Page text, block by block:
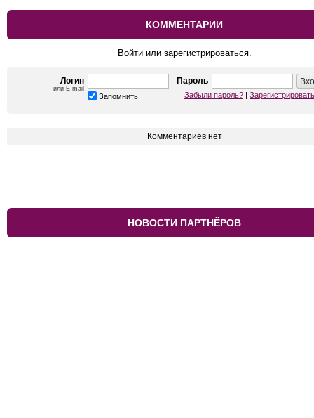
КОММЕНТАРИИ
Войти или зарегистрироваться.
Логин
или E-mail
Пароль
Запомнить Забыли пароль? |
Комментариев нет
НОВОСТИ ПАРТНЁРОВ